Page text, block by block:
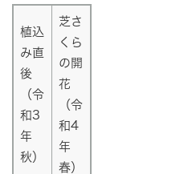
植込
み直
後
（令
和3
年
秋）
芝さ
くら
の開
花
（令
和4
年
春）